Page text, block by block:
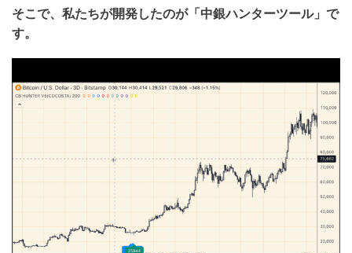
そこで、私たちが開発したのが「中銀ハンターツール」で
す。